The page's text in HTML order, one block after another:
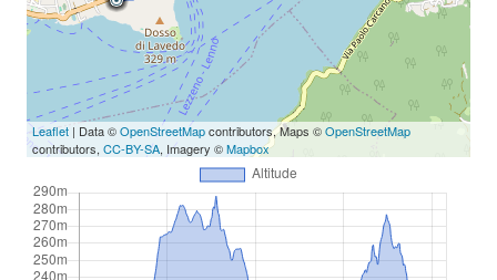
Leaflet | Data ©OpenStreetMapcontributors, Maps ©OpenStreetMap
contributors, CC-BY-SA, Imagery ©Mapbox